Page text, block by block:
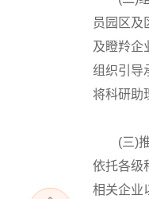
员园区及
及瞪羚企
组织引导
将科研助
(三)推
依托各级
相关企业